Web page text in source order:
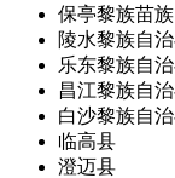
保亭黎族苗
陵水黎族自
乐东黎族自
昌江黎族自
白沙黎族自
临高县
澄迈县